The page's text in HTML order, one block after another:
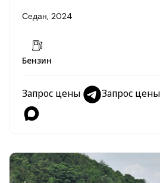
Седан, 2024
Бензин
Запрос цены Запрос цены